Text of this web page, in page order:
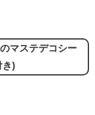
マステデコシー
き)